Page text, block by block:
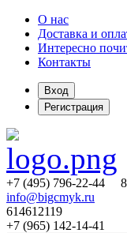
О нас
Доставка и
Интересно
Контакты
Вход
Регистрация
+7 (495) 796-22-44 8
info@bigcmyk.ru
614612119
+7 (965) 142-14-41